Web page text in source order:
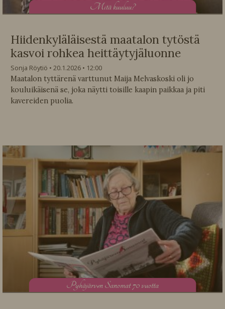
Mitä kuuluu?
Hiidenkyläläisestä maatalon tytöstä
kasvoi rohkea heittäytyjäluonne
Sonja Röytiö 20.1.2026
12:00
Maatalon tyttärenä varttunut Maija Melvaskoski oli jo
kouluikäisenä se, joka näytti toisille kaapin paikkaa ja piti
kavereiden puolia.
Pyhäjärven Sanomat 70 vuotta